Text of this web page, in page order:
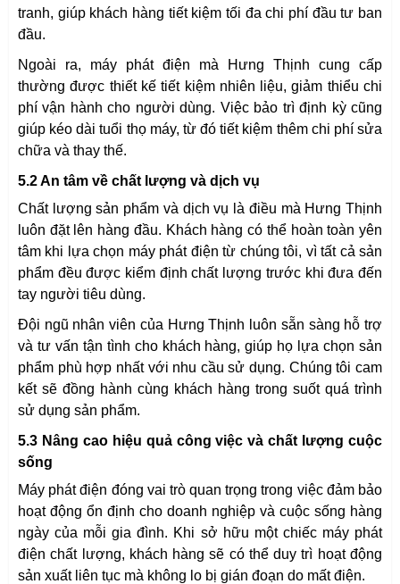
tranh, giúp khách hàng tiết kiệm tối đa chi phí đầu tư ban
đầu.
Ngoài ra, máy phát điện mà Hưng Thịnh cung cấp
thường được thiết kế tiết kiệm nhiên liệu, giảm thiểu chi
phí vận hành cho người dùng. Việc bảo trì định kỳ cũng
giúp kéo dài tuổi thọ máy, từ đó tiết kiệm thêm chi phí sửa
chữa và thay thế.
5.2 An tâm về chất lượng và dịch vụ
Chất lượng sản phẩm và dịch vụ là điều mà Hưng Thịnh
luôn đặt lên hàng đầu. Khách hàng có thể hoàn toàn yên
tâm khi lựa chọn máy phát điện từ chúng tôi, vì tất cả sản
phẩm đều được kiểm định chất lượng trước khi đưa đến
tay người tiêu dùng.
Đội ngũ nhân viên của Hưng Thịnh luôn sẵn sàng hỗ trợ
và tư vấn tận tình cho khách hàng, giúp họ lựa chọn sản
phẩm phù hợp nhất với nhu cầu sử dụng. Chúng tôi cam
kết sẽ đồng hành cùng khách hàng trong suốt quá trình
sử dụng sản phẩm.
5.3 Nâng cao hiệu quả công việc và chất lượng cuộc
sống
Máy phát điện đóng vai trò quan trọng trong việc đảm bảo
hoạt động ổn định cho doanh nghiệp và cuộc sống hàng
ngày của mỗi gia đình. Khi sở hữu một chiếc máy phát
điện chất lượng, khách hàng sẽ có thể duy trì hoạt động
sản xuất liên tục mà không lo bị gián đoạn do mất điện.